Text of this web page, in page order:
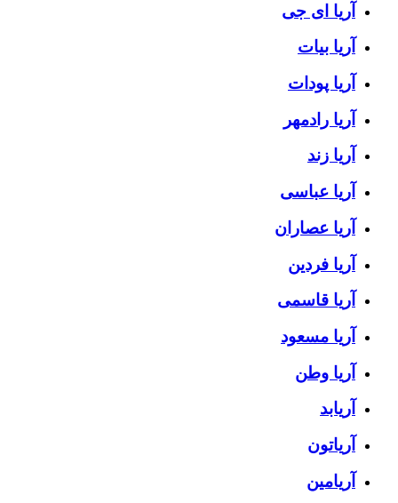
آریا ای جی
آریا بیات
آریا پودات
آریا رادمهر
آریا زند
آریا عباسی
آریا عصاران
آریا فردین
آریا قاسمی
آریا مسعود
آریا وطن
آریابد
آریاتون
آریامین